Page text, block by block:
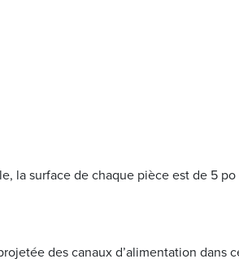
la surface de chaque pièce est de 5 po
des canaux d’alimentation dans